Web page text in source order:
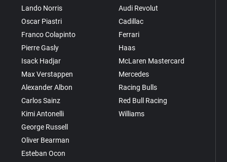
Lando Norris
Oscar Piastri
Franco Colapinto
Pierre Gasly
Isack Hadjar
Max Verstappen
Alexander Albon
Carlos Sainz
Kimi Antonelli
George Russell
Oliver Bearman
Esteban Ocon
Audi Revolut
Cadillac
Ferrari
Haas
McLaren Mastercard
Mercedes
Racing Bulls
Red Bull Racing
Williams